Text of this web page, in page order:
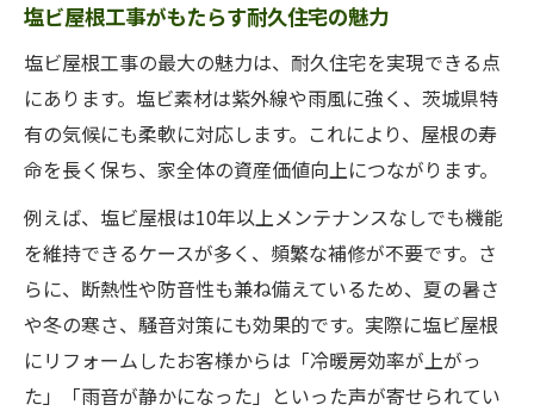
屋根工事依頼前に知るべき塩ビの基礎知識
塩ビ屋根工事の施工業者選びのコツ
屋根工事の見積り比較で押さえる塩ビポイ
ント
屋根工事の補助金や助成制度の最新情報
塩ビ屋根工事の施工事例から学ぶ失敗しない方
法
屋根工事の塩ビ施工事例で得る成功のヒン
ト
塩ビ屋根工事がもたらす耐久住宅の魅力
塩ビ屋根工事の最大の魅力は、耐久住宅を実現できる点
にあります。塩ビ素材は紫外線や雨風に強く、茨城県特
有の気候にも柔軟に対応します。これにより、屋根の寿
命を長く保ち、家全体の資産価値向上につながります。
例えば、塩ビ屋根は10年以上メンテナンスなしでも機能
を維持できるケースが多く、頻繁な補修が不要です。さ
らに、断熱性や防音性も兼ね備えているため、夏の暑さ
や冬の寒さ、騒音対策にも効果的です。実際に塩ビ屋根
にリフォームしたお客様からは「冷暖房効率が上がっ
た」「雨音が静かになった」といった声が寄せられてい